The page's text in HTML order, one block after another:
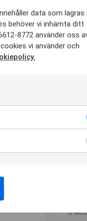
juni
data som lagras
behöver vi inhämta ditt
8772 använder oss
vi använder och